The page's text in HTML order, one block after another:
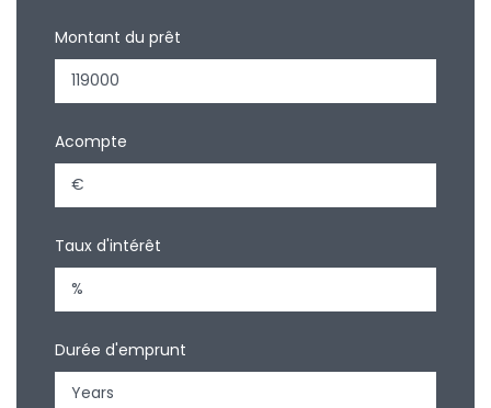
Montant du prêt
Acompte
Taux d'intérêt
Durée d'emprunt